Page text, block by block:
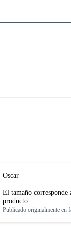
Oscar
El tamaño
producto .
Publicado originalmente en